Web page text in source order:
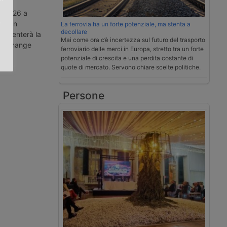
2026 a
un
la
La ferrovia ha un forte potenziale, ma stenta a
decollare
Mai come ora c’è incertezza sul futuro del trasporto
ferroviario delle merci in Europa, stretto tra un forte
potenziale di crescita e una perdita costante di
quote di mercato. Servono chiare scelte politiche.
Persone